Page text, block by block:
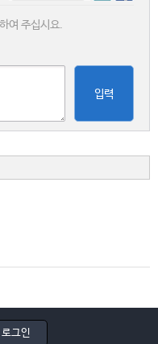
여 주십시요.
입력
로그인